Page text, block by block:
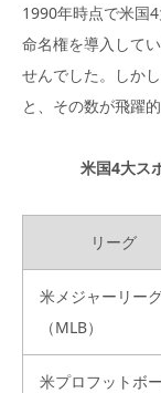
1990年時点で米国
命名権を導入して
せんでした。しか
と、その数が飛躍
米国4大ス
リーグ
米メジャーリー
（MLB）
米プロフットボ